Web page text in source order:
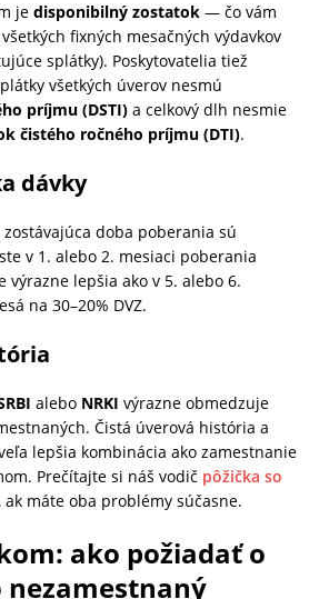
je disponibilný zostatok — čo vám
fixných mesačných výdavkov
splátky). Poskytovatelia tiež
všetkých úverov nesmú
príjmu (DSTI) a celkový dlh nesmie
čistého ročného príjmu (DTI).
dávky
doba poberania sú
v 1. alebo 2. mesiaci poberania
výrazne lepšia ako v 5. alebo 6.
na 30–20% DVZ.
alebo NRKI výrazne obmedzuje
Čistá úverová história a
lepšia kombinácia ako zamestnanie
Prečítajte si náš vodič pôžička so
ak máte oba problémy súčasne.
ako požiadať o
nezamestnaný